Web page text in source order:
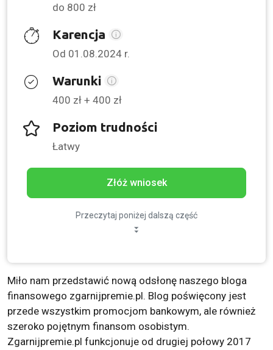
do 800 zł
Karencja
Od 01.08.2024 r.
Warunki
400 zł + 400 zł
Poziom trudności
Łatwy
Złóż wniosek
Przeczytaj poniżej dalszą część
Miło nam przedstawić nową odsłonę naszego bloga
finansowego zgarnijpremie.pl. Blog poświęcony jest
przede wszystkim promocjom bankowym, ale również
szeroko pojętnym finansom osobistym.
Zgarnijpremie.pl funkcjonuje od drugiej połowy 2017